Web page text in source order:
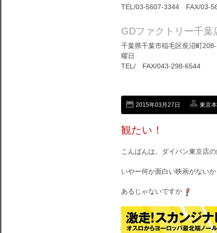
TEL/03-5607-3344 FAX/03-
GDファクトリー千葉
千葉県千葉市稲毛区長沼町
曜日
TEL/ FAX/043-298-6544
2015年03月27日 東京
観たい！
こんばんは。ダイバン東京店
いやー何か面白い映画がない
あるじゃないですか